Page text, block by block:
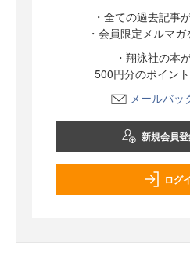
・全ての過去記事
・会員限定メルマ
・翔泳社の本
500円分のポイン
メールバッ
新規会員
ログ